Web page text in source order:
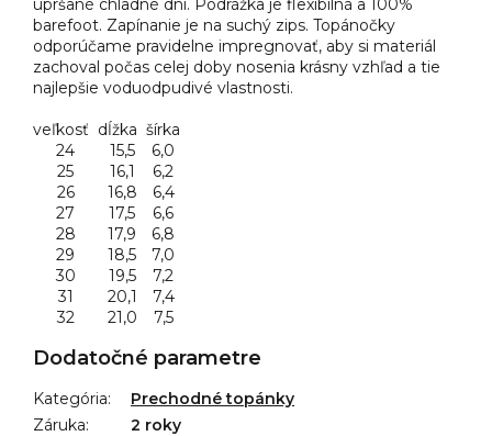
upršané chladné dni. Podrážka je flexibilná a 100%
barefoot. Zapínanie je na suchý zips. Topánočky
odporúčame pravidelne impregnovať, aby si materiál
zachoval počas celej doby nosenia krásny vzhľad a tie
najlepšie voduodpudivé vlastnosti.
veľkosť dĺžka šírka
24
15,5
6,0
25
16,1
6,2
26
16,8
6,4
27
17,5
6,6
28
17,9
6,8
29
18,5
7,0
30
19,5
7,2
31
20,1
7,4
32
21,0 7,5
Dodatočné parametre
Kategória:
Prechodné topánky
Záruka:
2 roky